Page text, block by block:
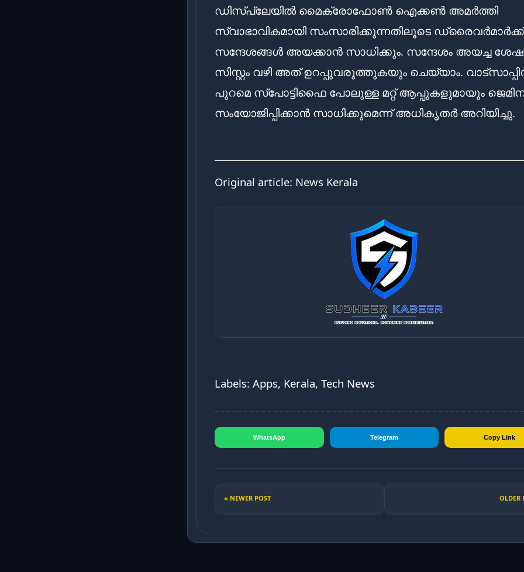
ഡിസ്‌പ്ലേയിൽ മൈക്രോഫോൺ ഐക്കൺ അമർത്തി
സ്വാഭാവികമായി സംസാരിക്കുന്നതിലൂടെ ഡ്രൈവർമാർക്ക്
സന്ദേശങ്ങൾ അയക്കാൻ സാധിക്കും. സന്ദേശം അയച്ച
സിസ്റ്റം വഴി അത് ഉറപ്പുവരുത്തുകയും ചെയ്യാം.
പുറമെ സ്പോട്ടിഫൈ പോലുള്ള മറ്റ് ആപ്പുകളുമായും
സംയോജിപ്പിക്കാൻ സാധിക്കുമെന്ന് അധികൃതർ അറിയിച്ചു.
Original article: News Kerala
Labels: Apps, Kerala, Tech News
WhatsApp Telegram Copy Link
« NEWER POST OLDER